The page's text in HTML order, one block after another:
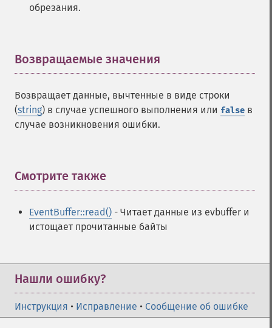
обрезания.
Возвращаемые значения
Возвращает данные, вычтенные в виде строки
(string) в случае успешного выполнения или false в
случае возникновения ошибки.
Смотрите также
EventBuffer::read() - Читает данные из evbuffer и
истощает прочитанные байты
Нашли ошибку?
Инструкция • Исправление • Сообщение об ошибке